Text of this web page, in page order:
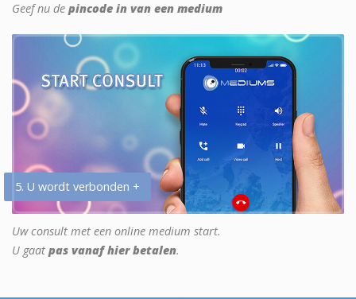
Geef nu de pincode in van een medium
5. U wordt verbonden +
Uw consult met een online medium start.
U gaat pas vanaf hier betalen.